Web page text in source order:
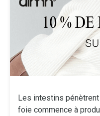
Les intestins
foie commence à